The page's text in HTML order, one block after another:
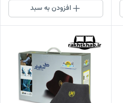
افزودن به سبد